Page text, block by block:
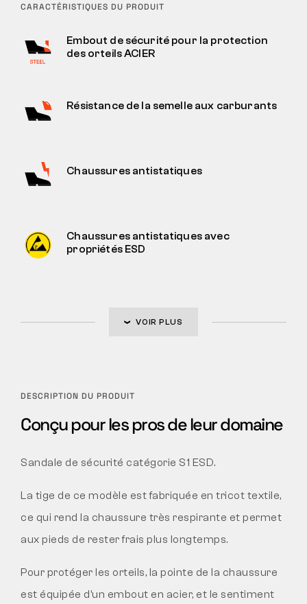
CARACTÉRISTIQUES DU PRODUIT
Embout de sécurité pour la protection
des orteils ACIER
Résistance de la semelle aux carburants
Chaussures antistatiques
Chaussures antistatiques avec
propriétés ESD
VOIR PLUS
DESCRIPTION DU PRODUIT
Conçu pour les pros de leur domaine
Sandale de sécurité catégorie S1 ESD.
La tige de ce modèle est fabriquée en tricot textile,
ce qui rend la chaussure très respirante et permet
aux pieds de rester frais plus longtemps.
Pour protéger les orteils, la pointe de la chaussure
est équipée d’un embout en acier, et le sentiment